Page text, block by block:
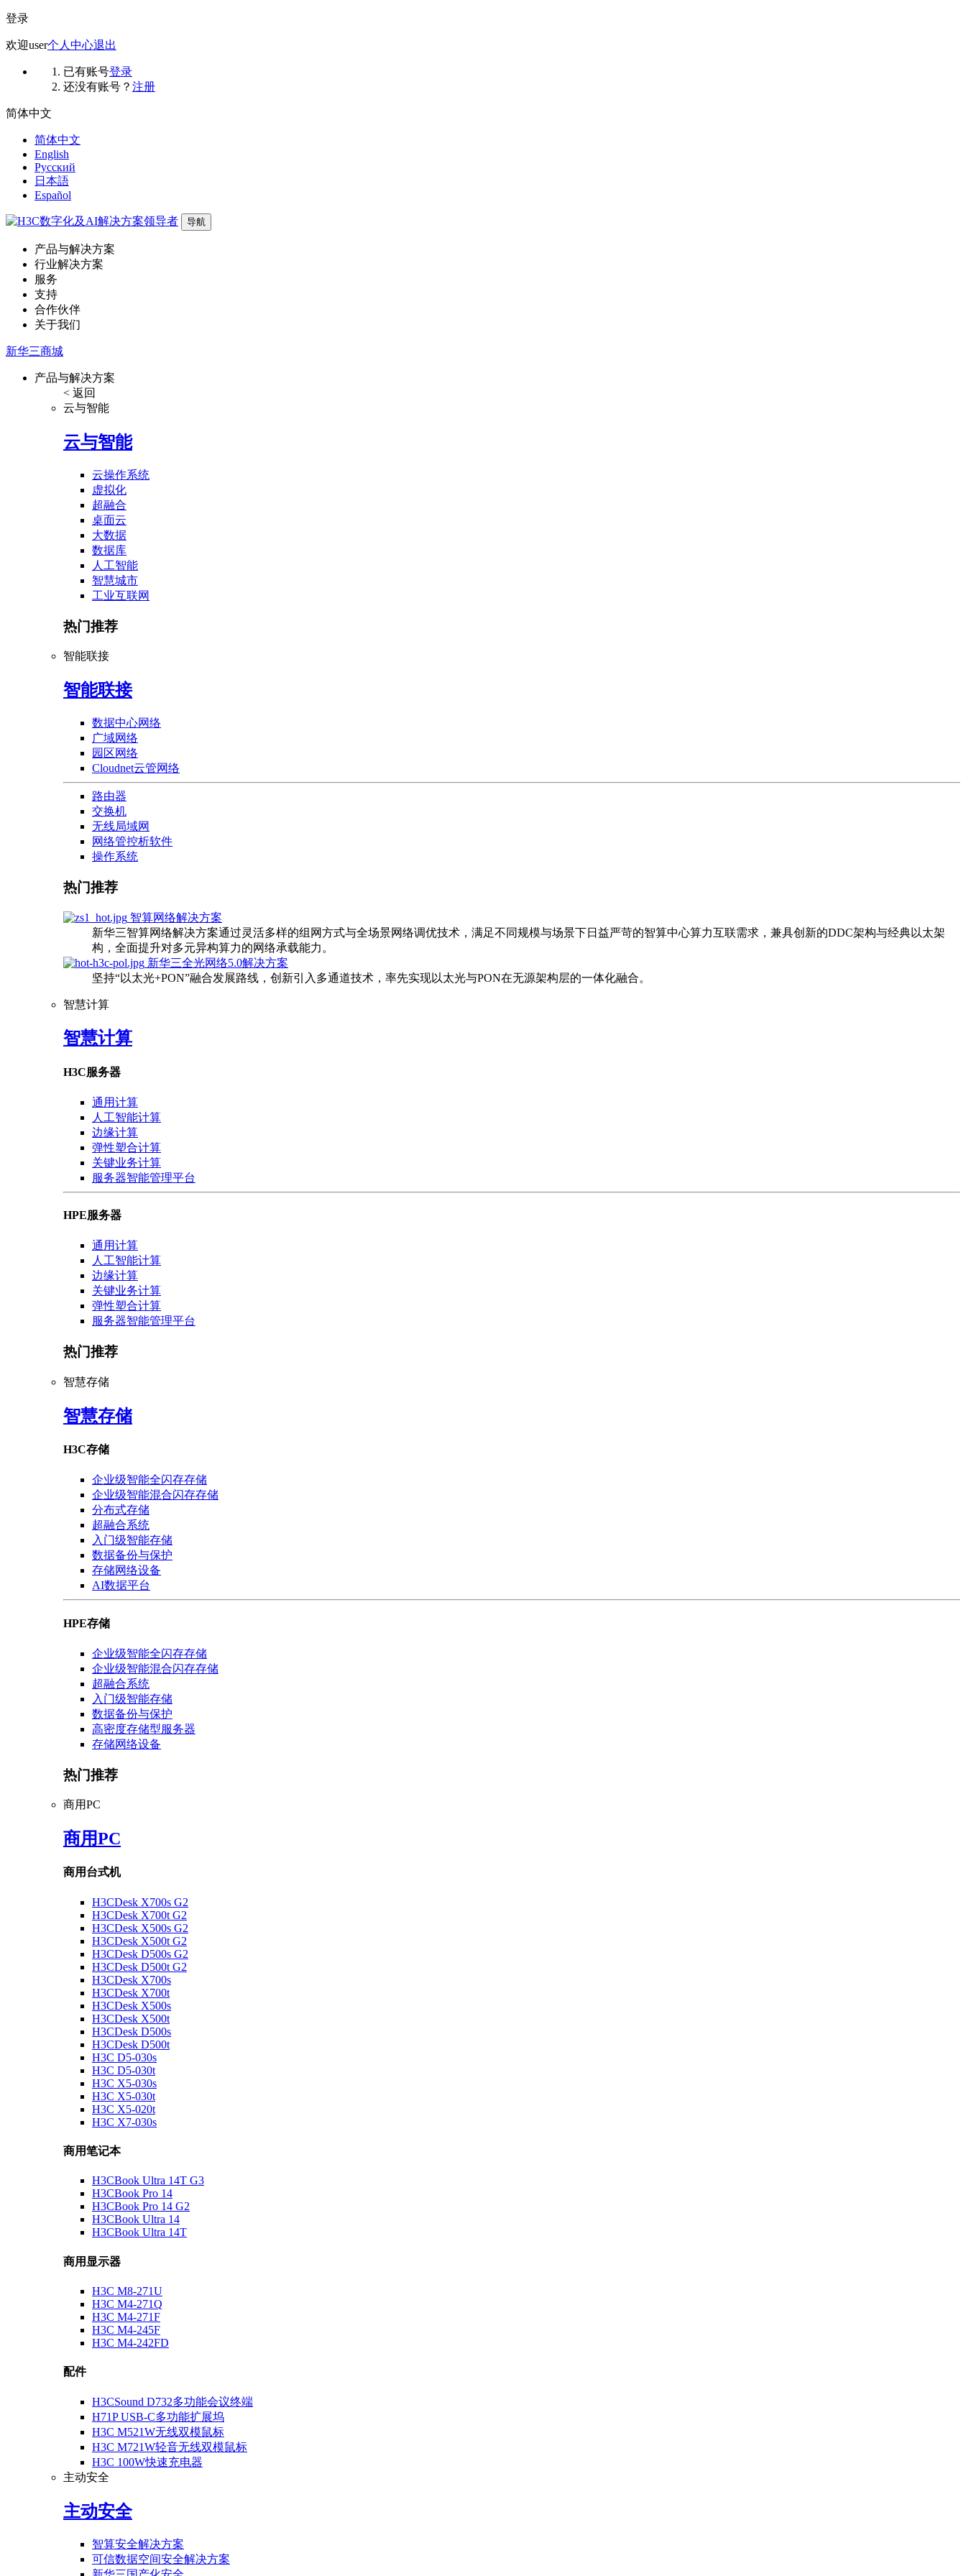
登录
欢迎user个人中心退出
已有账号登录
还没有账号？ 注册
简体中文
简体中文
English
Русский
日本語
Español
导航
产品与解决方案
行业解决方案
服务
支持
合作伙伴
关于我们
新华三商城
产品与解决方案
< 返回
云与智能
云与智能
云操作系统
虚拟化
超融合
桌面云
大数据
数据库
人工智能
智慧城市
工业互联网
热门推荐
智能联接
智能联接
数据中心网络
广域网络
园区网络
Cloudnet云管网络
路由器
交换机
无线局域网
网络管控析软件
操作系统
热门推荐
智算网络解决方案
新华三智算网络解决方案通过灵活多样的组网方式与全场景网络调优技术，满足不同规模与场景下日益严苛的智算中心算力互联需求，兼具创新的DDC架构与经典以太架
构，全面提升对多元异构算力的网络承载能力。
新华三全光网络5.0解决方案
坚持“以太光+PON”融合发展路线，创新引入多通道技术，率先实现以太光与PON在无源架构层的一体化融合。
智慧计算
智慧计算
H3C服务器
通用计算
人工智能计算
边缘计算
弹性塑合计算
关键业务计算
服务器智能管理平台
HPE服务器
通用计算
人工智能计算
边缘计算
关键业务计算
弹性塑合计算
服务器智能管理平台
热门推荐
智慧存储
智慧存储
H3C存储
企业级智能全闪存存储
企业级智能混合闪存存储
分布式存储
超融合系统
入门级智能存储
数据备份与保护
存储网络设备
AI数据平台
HPE存储
企业级智能全闪存存储
企业级智能混合闪存存储
超融合系统
入门级智能存储
数据备份与保护
高密度存储型服务器
存储网络设备
热门推荐
商用PC
商用PC
商用台式机
H3CDesk X700s G2
H3CDesk X700t G2
H3CDesk X500s G2
H3CDesk X500t G2
H3CDesk D500s G2
H3CDesk D500t G2
H3CDesk X700s
H3CDesk X700t
H3CDesk X500s
H3CDesk X500t
H3CDesk D500s
H3CDesk D500t
H3C D5-030s
H3C D5-030t
H3C X5-030s
H3C X5-030t
H3C X5-020t
H3C X7-030s
商用笔记本
H3CBook Ultra 14T G3
H3CBook Pro 14
H3CBook Pro 14 G2
H3CBook Ultra 14
H3CBook Ultra 14T
商用显示器
H3C M8-271U
H3C M4-271Q
H3C M4-271F
H3C M4-245F
H3C M4-242FD
配件
H3CSound D732多功能会议终端
H71P USB-C多功能扩展坞
H3C M521W无线双模鼠标
H3C M721W轻音无线双模鼠标
H3C 100W快速充电器
主动安全
主动安全
智算安全解决方案
可信数据空间安全解决方案